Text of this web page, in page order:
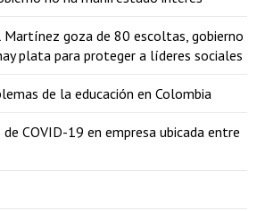
goza de 80 escoltas, gobierno
plata para proteger a líderes sociales
de la educación en Colombia
COVID-19 en empresa ubicada entre